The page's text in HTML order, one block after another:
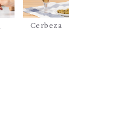
Cerbeza